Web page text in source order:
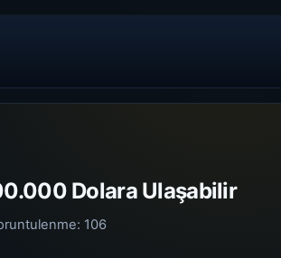
Dolara Ulaşabilir
106